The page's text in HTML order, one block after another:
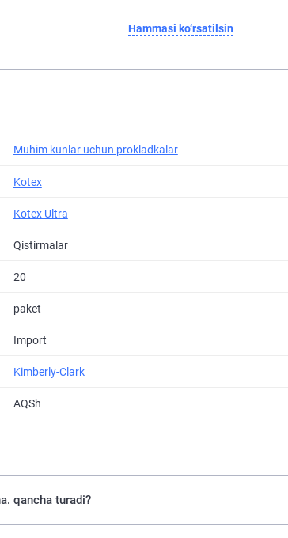
Hammasi ko‘rsatilsin
Muhim kunlar uchun prokladkalar
Kotex
Kotex Ultra
Qistirmalar
20
paket
Import
Kimberly-Clark
AQSh
qancha turadi?